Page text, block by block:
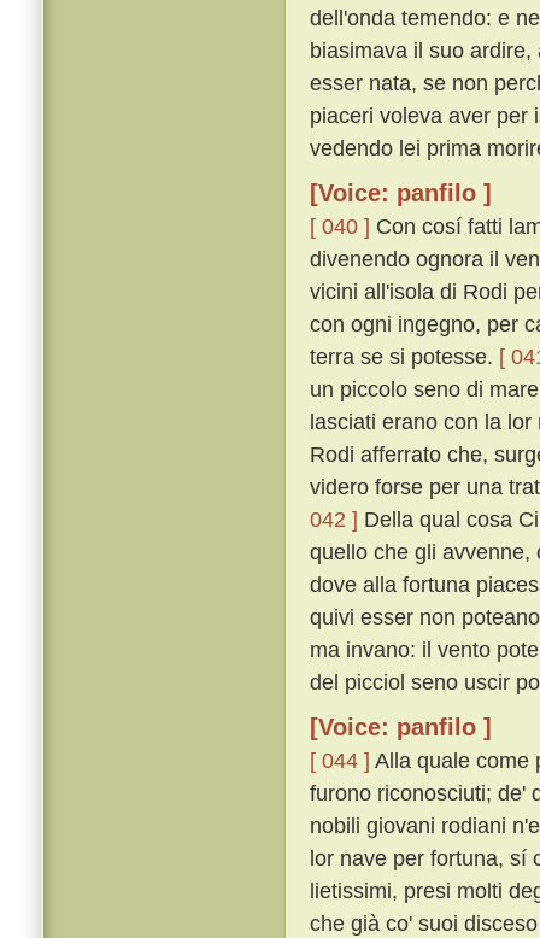
dell'onda temendo: e
biasimava il suo
esser nata, se non
piaceri voleva aver per
vedendo lei prima
[Voice: panfilo ]
[ 040 ] Con cosí fatti
divenendo ognora il
vicini all'isola di Rodi
con ogni ingegno, per
terra se si potesse. [
un piccolo seno di
lasciati erano con la
Rodi afferrato che,
videro forse per una
042 ] Della qual cosa
quello che gli avvenne,
dove alla fortuna
quivi esser non
ma invano: il vento
del picciol seno uscir
[Voice: panfilo ]
[ 044 ] Alla quale come
furono riconosciuti; de'
nobili giovani rodiani
lor nave per fortuna, sí
lietissimi, presi molti
che già co' suoi